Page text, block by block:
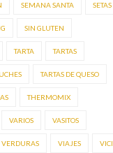
SEMANA SANTA SETAS
SIN GLUTEN
TARTA TARTAS
TARTAS DE QUESO
THERMOMIX
VARIOS VASITOS
VERDURAS VIAJES VICI